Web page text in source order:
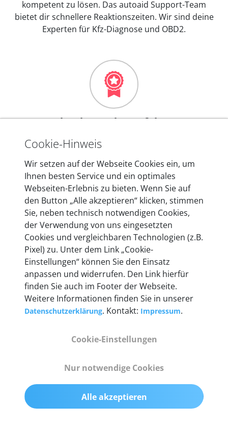
kompetent zu lösen. Das autoaid Support-Team
bietet dir schnellere Reaktionszeiten. Wir sind deine
Experten für Kfz-Diagnose und OBD2.
Mehr als 10 Jahre Erfahrung
In den Kfz-Diagnosegeräten von autoaid stecken
entwickeln wir unsere Produkte am Standort in
Berlin laufend weiter. Auf diese Qualität vertrauen
heute mehr als 60.000 Privatkunden und
Unternehmen.
Technische Details &
Lieferumfang
55 mm x 25 mm x 12 mm
200 g
Cookie-Hinweis
Wir setzen auf der Webseite Cookies ein, um
Ihnen besten Service und ein optimales
Webseiten-Erlebnis zu bieten. Wenn Sie auf
den Button „Alle akzeptieren“ klicken, stimmen
Sie, neben technisch notwendigen Cookies,
der Verwendung von uns eingesetzten
Cookies und vergleichbaren Technologien (z.B.
Pixel) zu. Unter dem Link „Cookie-
Einstellungen“ können Sie den Einsatz
anpassen und widerrufen. Den Link hierfür
finden Sie auch im Footer der Webseite.
Weitere Informationen finden Sie in unserer
Datenschutzerklärung. Kontakt: Impressum.
Cookie-Einstellungen
Nur notwendige Cookies
Alle akzeptieren